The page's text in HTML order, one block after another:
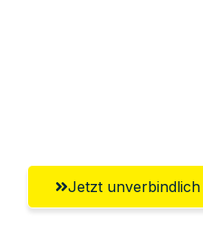
Jetzt